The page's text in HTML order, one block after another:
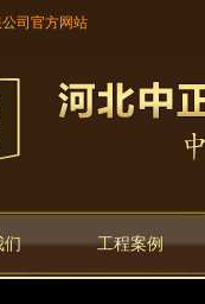
司官方网站
们 工程案例